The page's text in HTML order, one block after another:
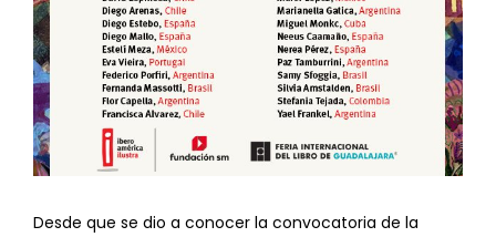
Desde que se dio a conocer la convocatoria de la